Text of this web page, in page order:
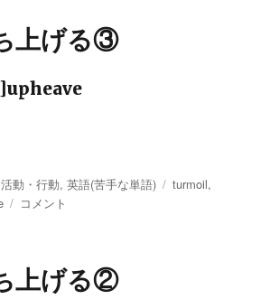
上げる③
]upheave
③” の
カ
テ
活動・行動,英語(苦手な単語)
タ
turmoil,
英
上
コメント
上げる②